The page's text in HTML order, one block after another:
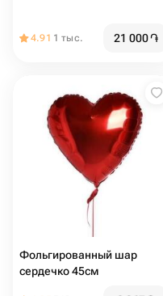
4.91 1 тыс. 21 000֏
Фольгированный шар
сердечко 45см